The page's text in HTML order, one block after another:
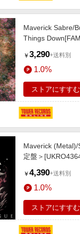
Maverick Sabre/
Things
￥ 3,290+送料別
1.0%
ストアにすすむ
Maverick (Metal)/
定盤＞
￥ 4,390+送料別
1.0%
ストアにすすむ